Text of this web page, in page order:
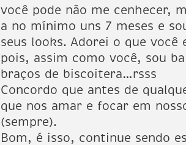
você pode não me cenhecer,
a no mínimo uns 7 meses e
seus looks. Adorei o que você
pois, assim como você, sou
braços de biscoitera…rsss
Concordo que antes de
que nos amar e focar em
(sempre).
Bom, é isso, continue sendo